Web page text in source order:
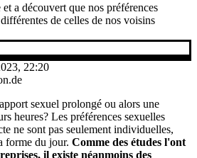
et a découvert que nos préférences
de celles de nos voisins
22:20
sexuel prolongé ou alors une
heures? Les préférences sexuelles
ne sont pas seulement individuelles,
forme du jour. Comme des études l'ont
il existe néanmoins des